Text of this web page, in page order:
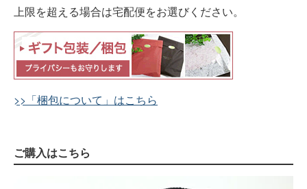
上限を超える場合は宅配便をお選びください。
>>「梱包について」はこちら
ご購入はこちら